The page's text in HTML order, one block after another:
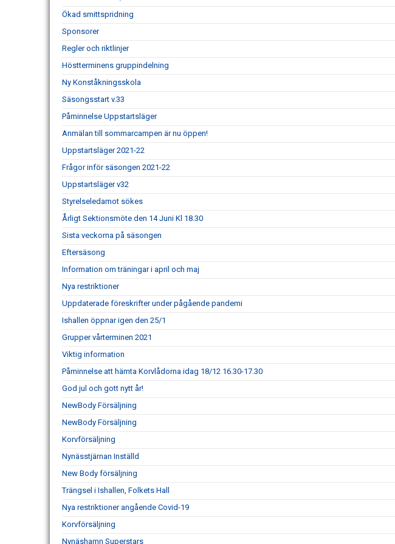
Ökad smittspridning
Sponsorer
Regler och riktlinjer
Höstterminens gruppindelning
Ny Konståkningsskola
Säsongsstart v.33
Påminnelse Uppstartsläger
Anmälan till sommarcampen är nu öppen!
Uppstartsläger 2021-22
Frågor inför säsongen 2021-22
Uppstartsläger v32
Styrelseledamot sökes
Årligt Sektionsmöte den 14 Juni Kl 18.30
Sista veckorna på säsongen
Eftersäsong
Information om träningar i april och maj
Nya restriktioner
Uppdaterade föreskrifter under pågående pandemi
Ishallen öppnar igen den 25/1
Grupper vårterminen 2021
Viktig information
Påminnelse att hämta Korvlådorna idag 18/12 16.30-17.30
God jul och gott nytt år!
NewBody Försäljning
NewBody Försäljning
Korvförsäljning
Nynässtjärnan Inställd
New Body försäljning
Trängsel i Ishallen, Folkets Hall
Nya restriktioner angående Covid-19
Korvförsäljning
Nynäshamn Superstars